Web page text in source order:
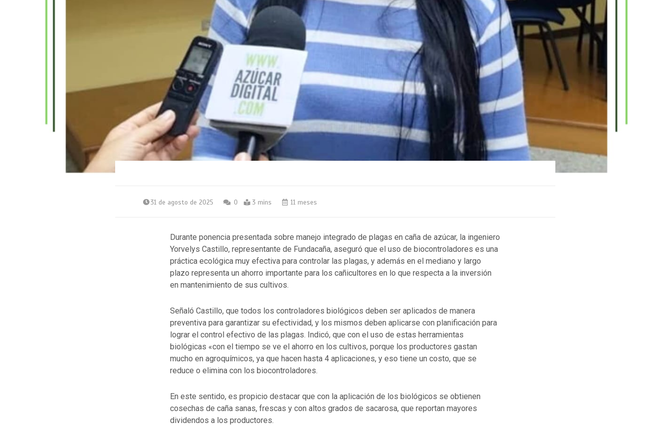
31 de agosto de 2025 0 3 mins 11 meses
Durante ponencia presentada sobre manejo integrado de plagas en caña de azúcar, la ingeniero
Yorvelys Castillo, representante de Fundacaña, aseguró que el uso de biocontroladores es una
práctica ecológica muy efectiva para controlar las plagas, y además en el mediano y largo
plazo representa un ahorro importante para los cañicultores en lo que respecta a la inversión
en mantenimiento de sus cultivos.
Señaló Castillo, que todos los controladores biológicos deben ser aplicados de manera
preventiva para garantizar su efectividad, y los mismos deben aplicarse con planificación para
lograr el control efectivo de las plagas. Indicó, que con el uso de estas herramientas
biológicas «con el tiempo se ve el ahorro en los cultivos, porque los productores gastan
mucho en agroquímicos, ya que hacen hasta 4 aplicaciones, y eso tiene un costo, que se
reduce o elimina con los biocontroladores.
En este sentido, es propicio destacar que con la aplicación de los biológicos se obtienen
cosechas de caña sanas, frescas y con altos grados de sacarosa, que reportan mayores
dividendos a los productores.